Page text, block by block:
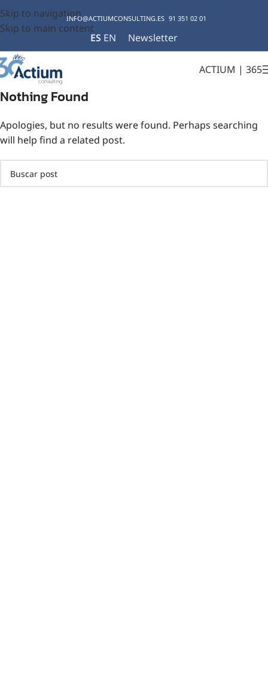
Skip to navigation
Skip to main content
INFO@ACTIUMCONSULTING.ES 91 351 02 01
ES EN Newsletter
ACTIUM | 365
Nothing Found
Apologies, but no results were found. Perhaps searching
will help find a related post.